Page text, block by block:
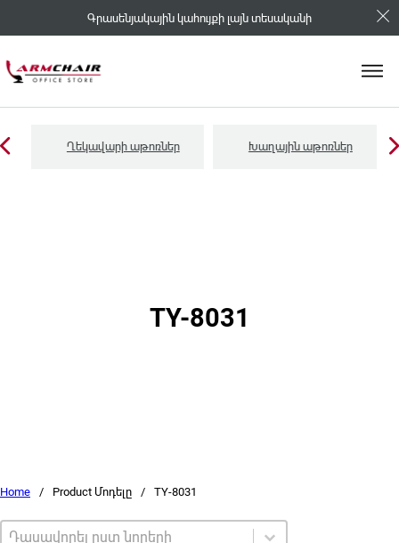
Գրասենյակային կահույքի լայն տեսականի
Ղեկավարի աթոռներ Խաղային աթոռներ
TY-8031
Home / Product Մոդելը / TY-8031
Sort by
Sort content